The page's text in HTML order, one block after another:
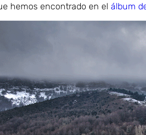
hemos encontrado en el álbum